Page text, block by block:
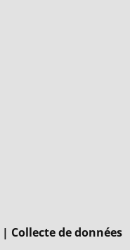
| Collecte de données